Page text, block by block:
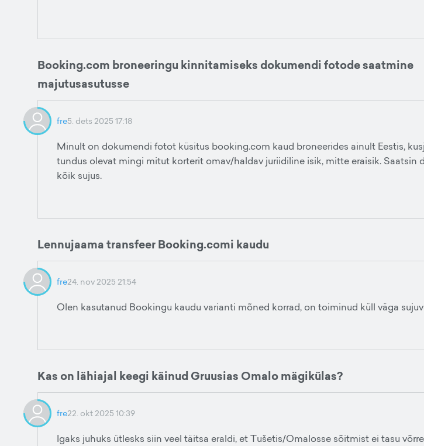
Booking.com broneeringu kinnitamiseks dokumendi fotode saatmine
majutusasutusse
fre5. dets 2025 17:18
Minult on dokumendi fotot küsitus booking.com kaud broneerides ainult Eestis,
tundus olevat mingi mitut korterit omav/haldav juriidiline isik, mitte eraisik. Saatsin
kõik sujus.
Lennujaama transfeer Booking.comi kaudu
fre24. nov 2025 21:54
Olen kasutanud Bookingu kaudu varianti mõned korrad, on toiminud küll väga
Kas on lähiajal keegi käinud Gruusias Omalo mägikülas?
fre22. okt 2025 10:39
Igaks juhuks ütlesks siin veel täitsa eraldi, et Tušetis/Omalosse sõitmist ei tasu